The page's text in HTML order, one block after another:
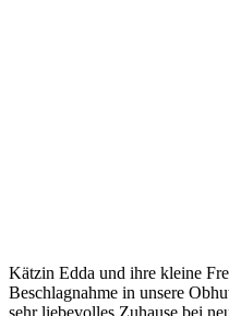
Kätzin Edda und ihre kleine
Beschlagnahme in unsere